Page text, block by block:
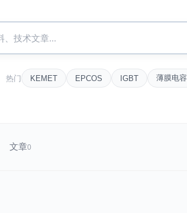
热门 KEMET EPCOS IGBT 薄膜电容
文章0